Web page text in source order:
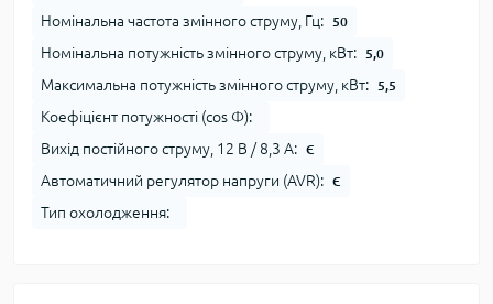
Номінальна частота змінного струму, Гц: 50
Номінальна потужність змінного струму, кВт: 5,0
Максимальна потужність змінного струму, кВт: 5,5
Коефіцієнт потужності (cos Φ):
Вихід постійного струму, 12 В / 8,3 А:
Є
Автоматичний регулятор напруги (AVR): Є
Тип охолодження: